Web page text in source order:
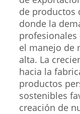
de productos
donde la
profesionales
el manejo de
alta. La
hacia la
productos
sostenibles
creación de